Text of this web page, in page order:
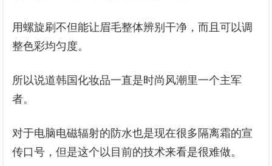
用螺旋刷不但能让眉毛整体辨别干净，而且可以调
整色彩均匀度。
所以说道韩国化妆品一直是时尚风潮里一个主军
者。
对于电脑电磁辐射的防水也是现在很多隔离霜的宣
传口号，但是这个以目前的技术来看是很难做。